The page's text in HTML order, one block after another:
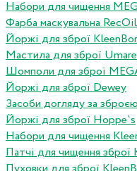
Набори для чищення
Фарба маскувальна RecOil
Йоржі для зброї
Мастила для зброї
Шомполи для зброї
Йоржі для зброї Dewey
Засоби догляду за
Йоржі для зброї Hoppe`s
Набори для чищення
Патчі для чищення зброї